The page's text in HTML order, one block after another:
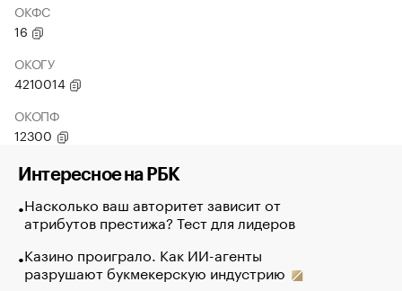
ОКФС
16
ОКОГУ
4210014
ОКОПФ
12300
Интересное на РБК
Насколько ваш авторитет зависит от
атрибутов престижа? Тест для лидеров
Казино проиграло. Как ИИ-агенты
разрушают букмекерскую индустрию